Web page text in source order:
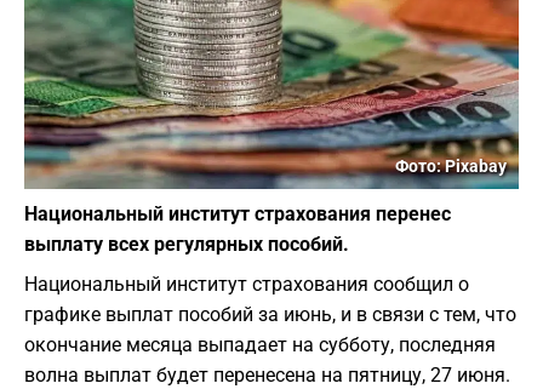
Фото: Pixabay
Национальный институт страхования перенес
выплату всех регулярных пособий.
Национальный институт страхования сообщил о
графике выплат пособий за июнь, и в связи с тем, что
окончание месяца выпадает на субботу, последняя
волна выплат будет перенесена на пятницу, 27 июня.